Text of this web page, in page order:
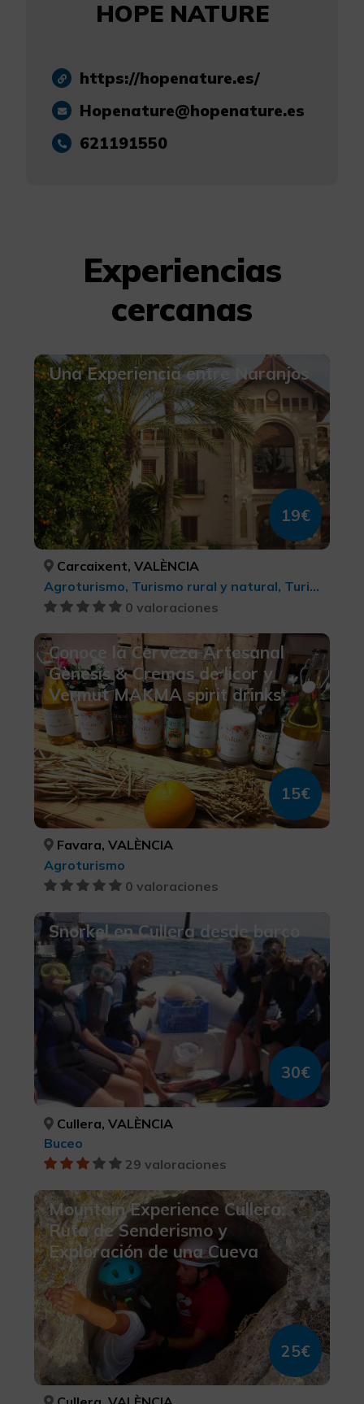
HOPE NATURE
https://hopenature.es/
Hopenature@hopenature.es
621191550
Experiencias
cercanas
Una Experiencia entre Naranjos
19€
Carcaixent, VALÈNCIA
Agroturismo, Turismo rural y natural, Turismo rural y natural, Turismo gastronómico
0 valoraciones
Conoce la Cerveza Artesanal
Gènesis & Cremas de licor y
Vermut MAKMA spirit drinks
15€
Favara, VALÈNCIA
Agroturismo
0 valoraciones
Snorkel en Cullera desde barco
30€
Cullera, VALÈNCIA
Buceo
29 valoraciones
Mountain Experience Cullera:
Ruta de Senderismo y
Exploración de una Cueva
25€